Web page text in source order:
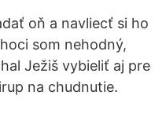
oň a navliecť si ho
som nehodný,
Ježiš vybieliť aj pre
na chudnutie.